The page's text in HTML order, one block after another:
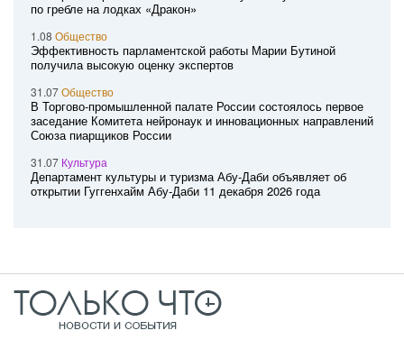
по гребле на лодках «Дракон»
1.08 Общество
Эффективность парламентской работы Марии Бутиной
получила высокую оценку экспертов
31.07Общество
В Торгово-промышленной палате России состоялось первое
заседание Комитета нейронаук и инновационных направлений
Союза пиарщиков России
31.07 Культура
Департамент культуры и туризма Абу-Даби объявляет об
открытии Гуггенхайм Абу-Даби 11 декабря 2026 года